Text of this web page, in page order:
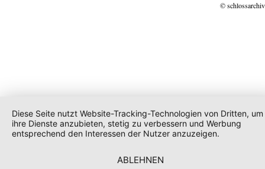
©
Diese Seite nutzt Website-Tracking-Technologien von Dritten, um
ihre Dienste anzubieten, stetig zu verbessern und Werbung
entsprechend den Interessen der Nutzer anzuzeigen.
ABLEHNEN